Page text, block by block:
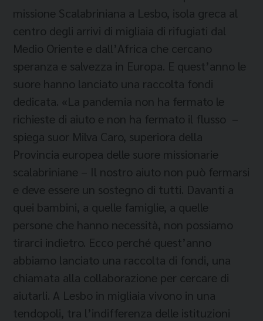
missione Scalabriniana a Lesbo, isola greca al
centro degli arrivi di migliaia di rifugiati dal
Medio Oriente e dall’Africa che cercano
speranza e salvezza in Europa. E quest’anno le
suore hanno lanciato una raccolta fondi
dedicata. «La pandemia non ha fermato le
richieste di aiuto e non ha fermato il flusso –
spiega suor Milva Caro, superiora della
Provincia europea delle suore missionarie
scalabriniane – Il nostro aiuto non può fermarsi
e deve essere un sostegno di tutti. Davanti a
quei bambini, a quelle famiglie, a quelle
persone che hanno necessità, non possiamo
tirarci indietro. Ecco perché quest’anno
abbiamo lanciato una raccolta di fondi, una
chiamata alla collaborazione per cercare di
aiutarli. A Lesbo in migliaia vivono in una
tendopoli, tra l’indifferenza delle istituzioni